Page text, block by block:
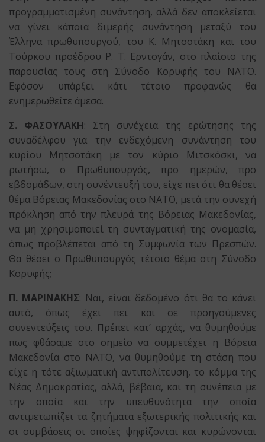
προγραμματισμένη συνάντηση, αλλά δεν αποκλείεται
να γίνει κάποια διμερής συνάντηση μεταξύ του
Έλληνα πρωθυπουργού, του Κ. Μητσοτάκη και του
Τούρκου προέδρου Ρ. Τ. Ερντογάν, στο πλαίσιο της
παρουσίας τους στη Σύνοδο Κορυφής του ΝΑΤΟ.
Εφόσον υπάρξει κάτι τέτοιο προφανώς θα
ενημερωθείτε άμεσα.
Σ. ΦΑΣΟΥΛΑΚΗ: Στη συνέχεια της ερώτησης της
συναδέλφου για την ενδεχόμενη συνάντηση του
κυρίου Μητσοτάκη με τον κύριο Μιτσκόσκι, να
ρωτήσω, ο Πρωθυπουργός, προ ημερών, προ
εβδομάδων, στη συνέντευξή του, είχε πει ότι θα θέσει
θέμα Βόρειας Μακεδονίας στο ΝΑΤΟ, μετά την συνεχή
πρόκληση από την πλευρά της Βόρειας Μακεδονίας,
να μη χρησιμοποιεί τη συνταγματική της ονομασία,
όπως προβλέπεται από τη Συμφωνία των Πρεσπών.
Θα θέσει ο Πρωθυπουργός τέτοιο θέμα στη Σύνοδο
Κορυφής;
Π. ΜΑΡΙΝΑΚΗΣ: Ναι, είναι δεδομένο ότι θα το κάνει
αυτό, όπως έχει πει και σε προηγούμενες
συνεντεύξεις του. Πρέπει κατ’ αρχάς, να θυμηθούμε
πως φθάσαμε στο σημείο να συμμετέχει η Βόρεια
Μακεδονία στο ΝΑΤΟ, να θυμηθούμε τη στάση που
είχε η τότε αξιωματική αντιπολίτευση, το κόμμα της
Νέας Δημοκρατίας, αλλά, βέβαια, και τη συνέπεια με
την οποία και την υπευθυνότητα την οποία
αντιμετωπίζει τα ζητήματα εξωτερικής πολιτικής και
οι συμβάσεις οι οποίες ψηφίζονται και κυρώνονται